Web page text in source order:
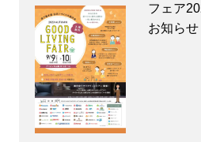
フェア
お知らせ